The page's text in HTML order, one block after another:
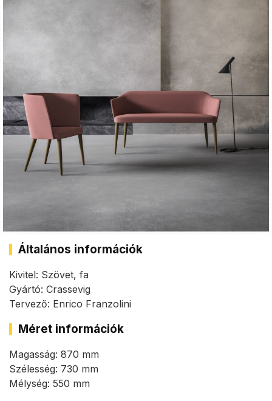
Általános információk
Kivitel: Szövet, fa
Gyártó: Crassevig
Tervező: Enrico Franzolini
Méret információk
Magasság: 870 mm
Szélesség: 730 mm
Mélység: 550 mm